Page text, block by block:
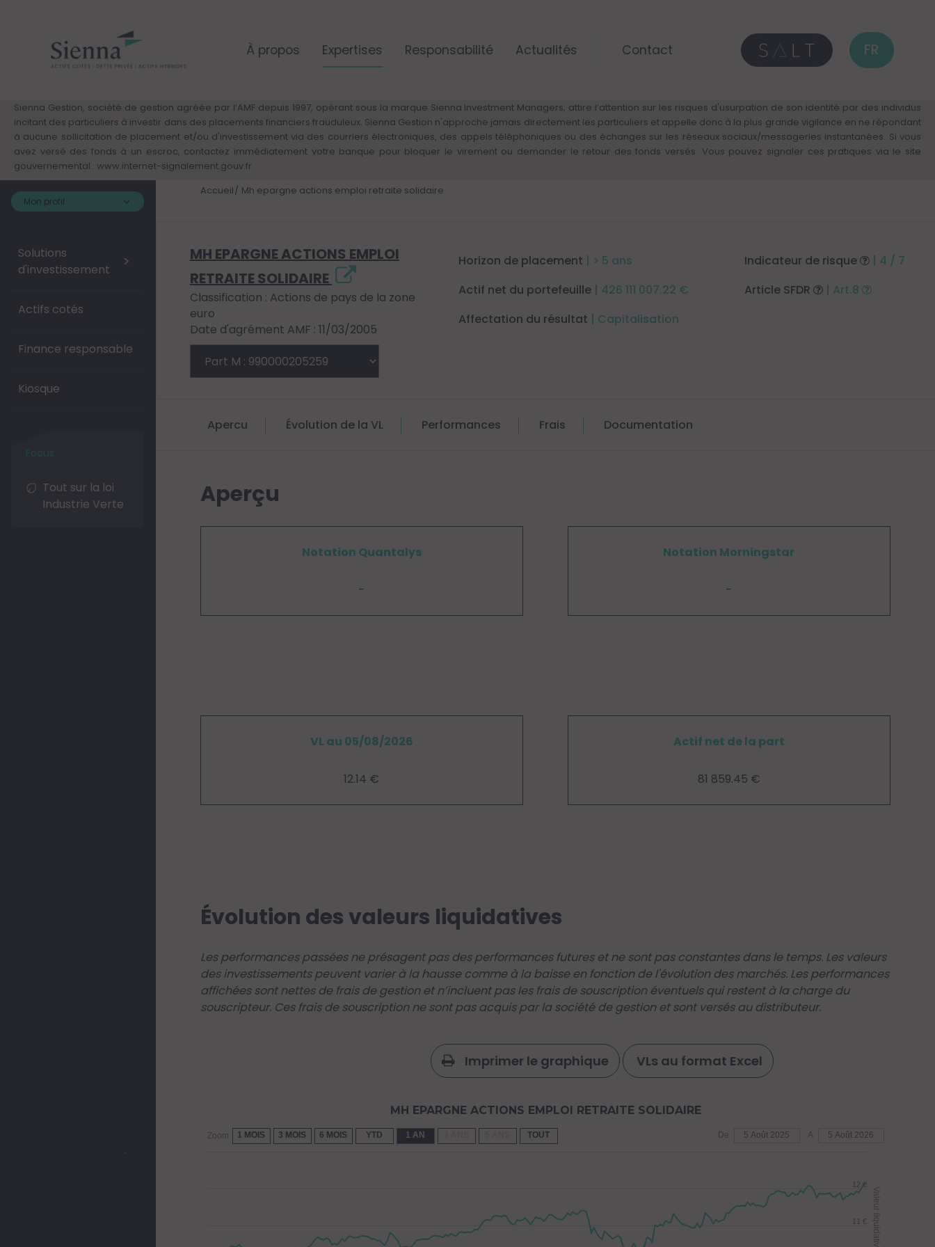
À propos Expertises Responsabilité Actualités Contact FR
Sienna Gestion, société de gestion agréée par l’AMF depuis 1997, opérant sous la marque Sienna Investment Managers, attire l’attention sur les risques d'usurpation de son identité par des individus
incitant des particuliers à investir dans des placements financiers frauduleux. Sienna Gestion n'approche jamais directement les particuliers et appelle donc à la plus grande vigilance en ne répondant
à aucune sollicitation de placement et/ou d'investissement via des courriers électroniques, des appels téléphoniques ou des échanges sur les réseaux sociaux/messageries instantanées. Si vous
avez versé des fonds à un escroc, contactez immédiatement votre banque pour bloquer le virement ou demander le retour des fonds versés. Vous pouvez signaler ces pratiques via le site
gouvernemental : www.internet-signalement.gouv.fr
Mon profil :
Solutions
d'investissement
>
Actifs cotés
Finance responsable
Kiosque
Tout sur la loi
Industrie Verte
Accueil Mh epargne actions emploi retraite solidaire
MH EPARGNE ACTIONS EMPLOI
RETRAITE SOLIDAIRE
Classification : Actions de pays de la zone
euro
Date d'agrément AMF : 11/03/2005
Horizon de placement | > 5 ans
Actif net du portefeuille | 426 111 007.22 €
Affectation du résultat | Capitalisation
Indicateur de risque
| 4 / 7
Article SFDR
| Art.8
Apercu Évolution de la VL Performances Frais Documentation
Aperçu
Notation Quantalys
-
Notation Morningstar
-
VL au 05/08/2026
12.14 €
Actif net de la part
81 859.45 €
Évolution des valeurs liquidatives
Les performances passées ne présagent pas des performances futures et ne sont pas constantes dans le temps. Les valeurs
des investissements peuvent varier à la hausse comme à la baisse en fonction de l'évolution des marchés. Les performances
affichées sont nettes de frais de gestion et n’incluent pas les frais de souscription éventuels qui restent à la charge du
souscripteur. Ces frais de souscription ne sont pas acquis par la société de gestion et sont versés au distributeur.
Imprimer le graphique VLs au format Excel
Zoom 1 MOIS 3 MOIS 6 MOIS YTD 1 AN TOUT De 5 Août 2025 A 5 Août 2026
Valeur liquidative (€)
MH EPARGNE ACTIONS EMPLOI RETRAITE SOLIDAIRE
11 €
12 €